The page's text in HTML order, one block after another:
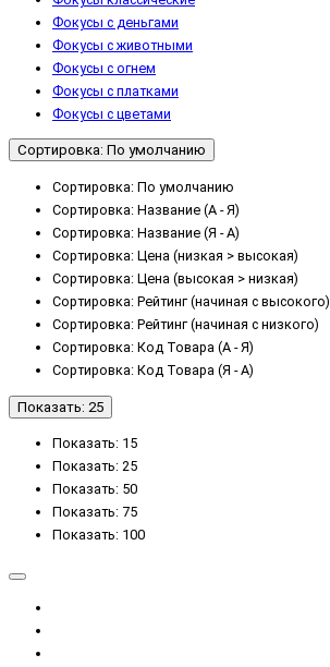
Фокусы с деньгами
Фокусы с животными
Фокусы с огнем
Фокусы с платками
Фокусы с цветами
Сортировка: По умолчанию
Сортировка: По умолчанию
Сортировка: Название (А - Я)
Сортировка: Название (Я - А)
Сортировка: Цена (низкая > высокая)
Сортировка: Цена (высокая > низкая)
Сортировка: Рейтинг (начиная с высокого)
Сортировка: Рейтинг (начиная с низкого)
Сортировка: Код Товара (А - Я)
Сортировка: Код Товара (Я - А)
Показать: 25
Показать: 15
Показать: 25
Показать: 50
Показать: 75
Показать: 100